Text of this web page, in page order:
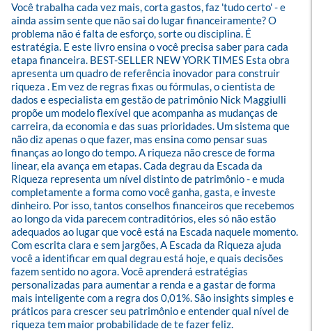
Você trabalha cada vez mais, corta gastos, faz 'tudo certo' - e
ainda assim sente que não sai do lugar financeiramente? O
problema não é falta de esforço, sorte ou disciplina. É
estratégia. E este livro ensina o você precisa saber para cada
etapa financeira. BEST-SELLER NEW YORK TIMES Esta obra
apresenta um quadro de referência inovador para construir
riqueza . Em vez de regras fixas ou fórmulas, o cientista de
dados e especialista em gestão de patrimônio Nick Maggiulli
propõe um modelo flexível que acompanha as mudanças de
carreira, da economia e das suas prioridades. Um sistema que
não diz apenas o que fazer, mas ensina como pensar suas
finanças ao longo do tempo. A riqueza não cresce de forma
linear, ela avança em etapas. Cada degrau da Escada da
Riqueza representa um nível distinto de patrimônio - e muda
completamente a forma como você ganha, gasta, e investe
dinheiro. Por isso, tantos conselhos financeiros que recebemos
ao longo da vida parecem contraditórios, eles só não estão
adequados ao lugar que você está na Escada naquele momento.
Com escrita clara e sem jargões, A Escada da Riqueza ajuda
você a identificar em qual degrau está hoje, e quais decisões
fazem sentido no agora. Você aprenderá estratégias
personalizadas para aumentar a renda e a gastar de forma
mais inteligente com a regra dos 0,01%. São insights simples e
práticos para crescer seu patrimônio e entender qual nível de
riqueza tem maior probabilidade de te fazer feliz.